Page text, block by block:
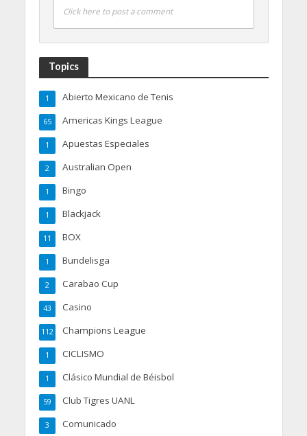
Click here to post a comment
Topics
Abierto Mexicano de Tenis
1
Americas Kings League
65
Apuestas Especiales
1
Australian Open
2
Bingo
1
Blackjack
1
BOX
11
Bundelisga
1
Carabao Cup
2
Casino
43
Champions League
112
CICLISMO
1
Clásico Mundial de Béisbol
1
Club Tigres UANL
59
Comunicado
3